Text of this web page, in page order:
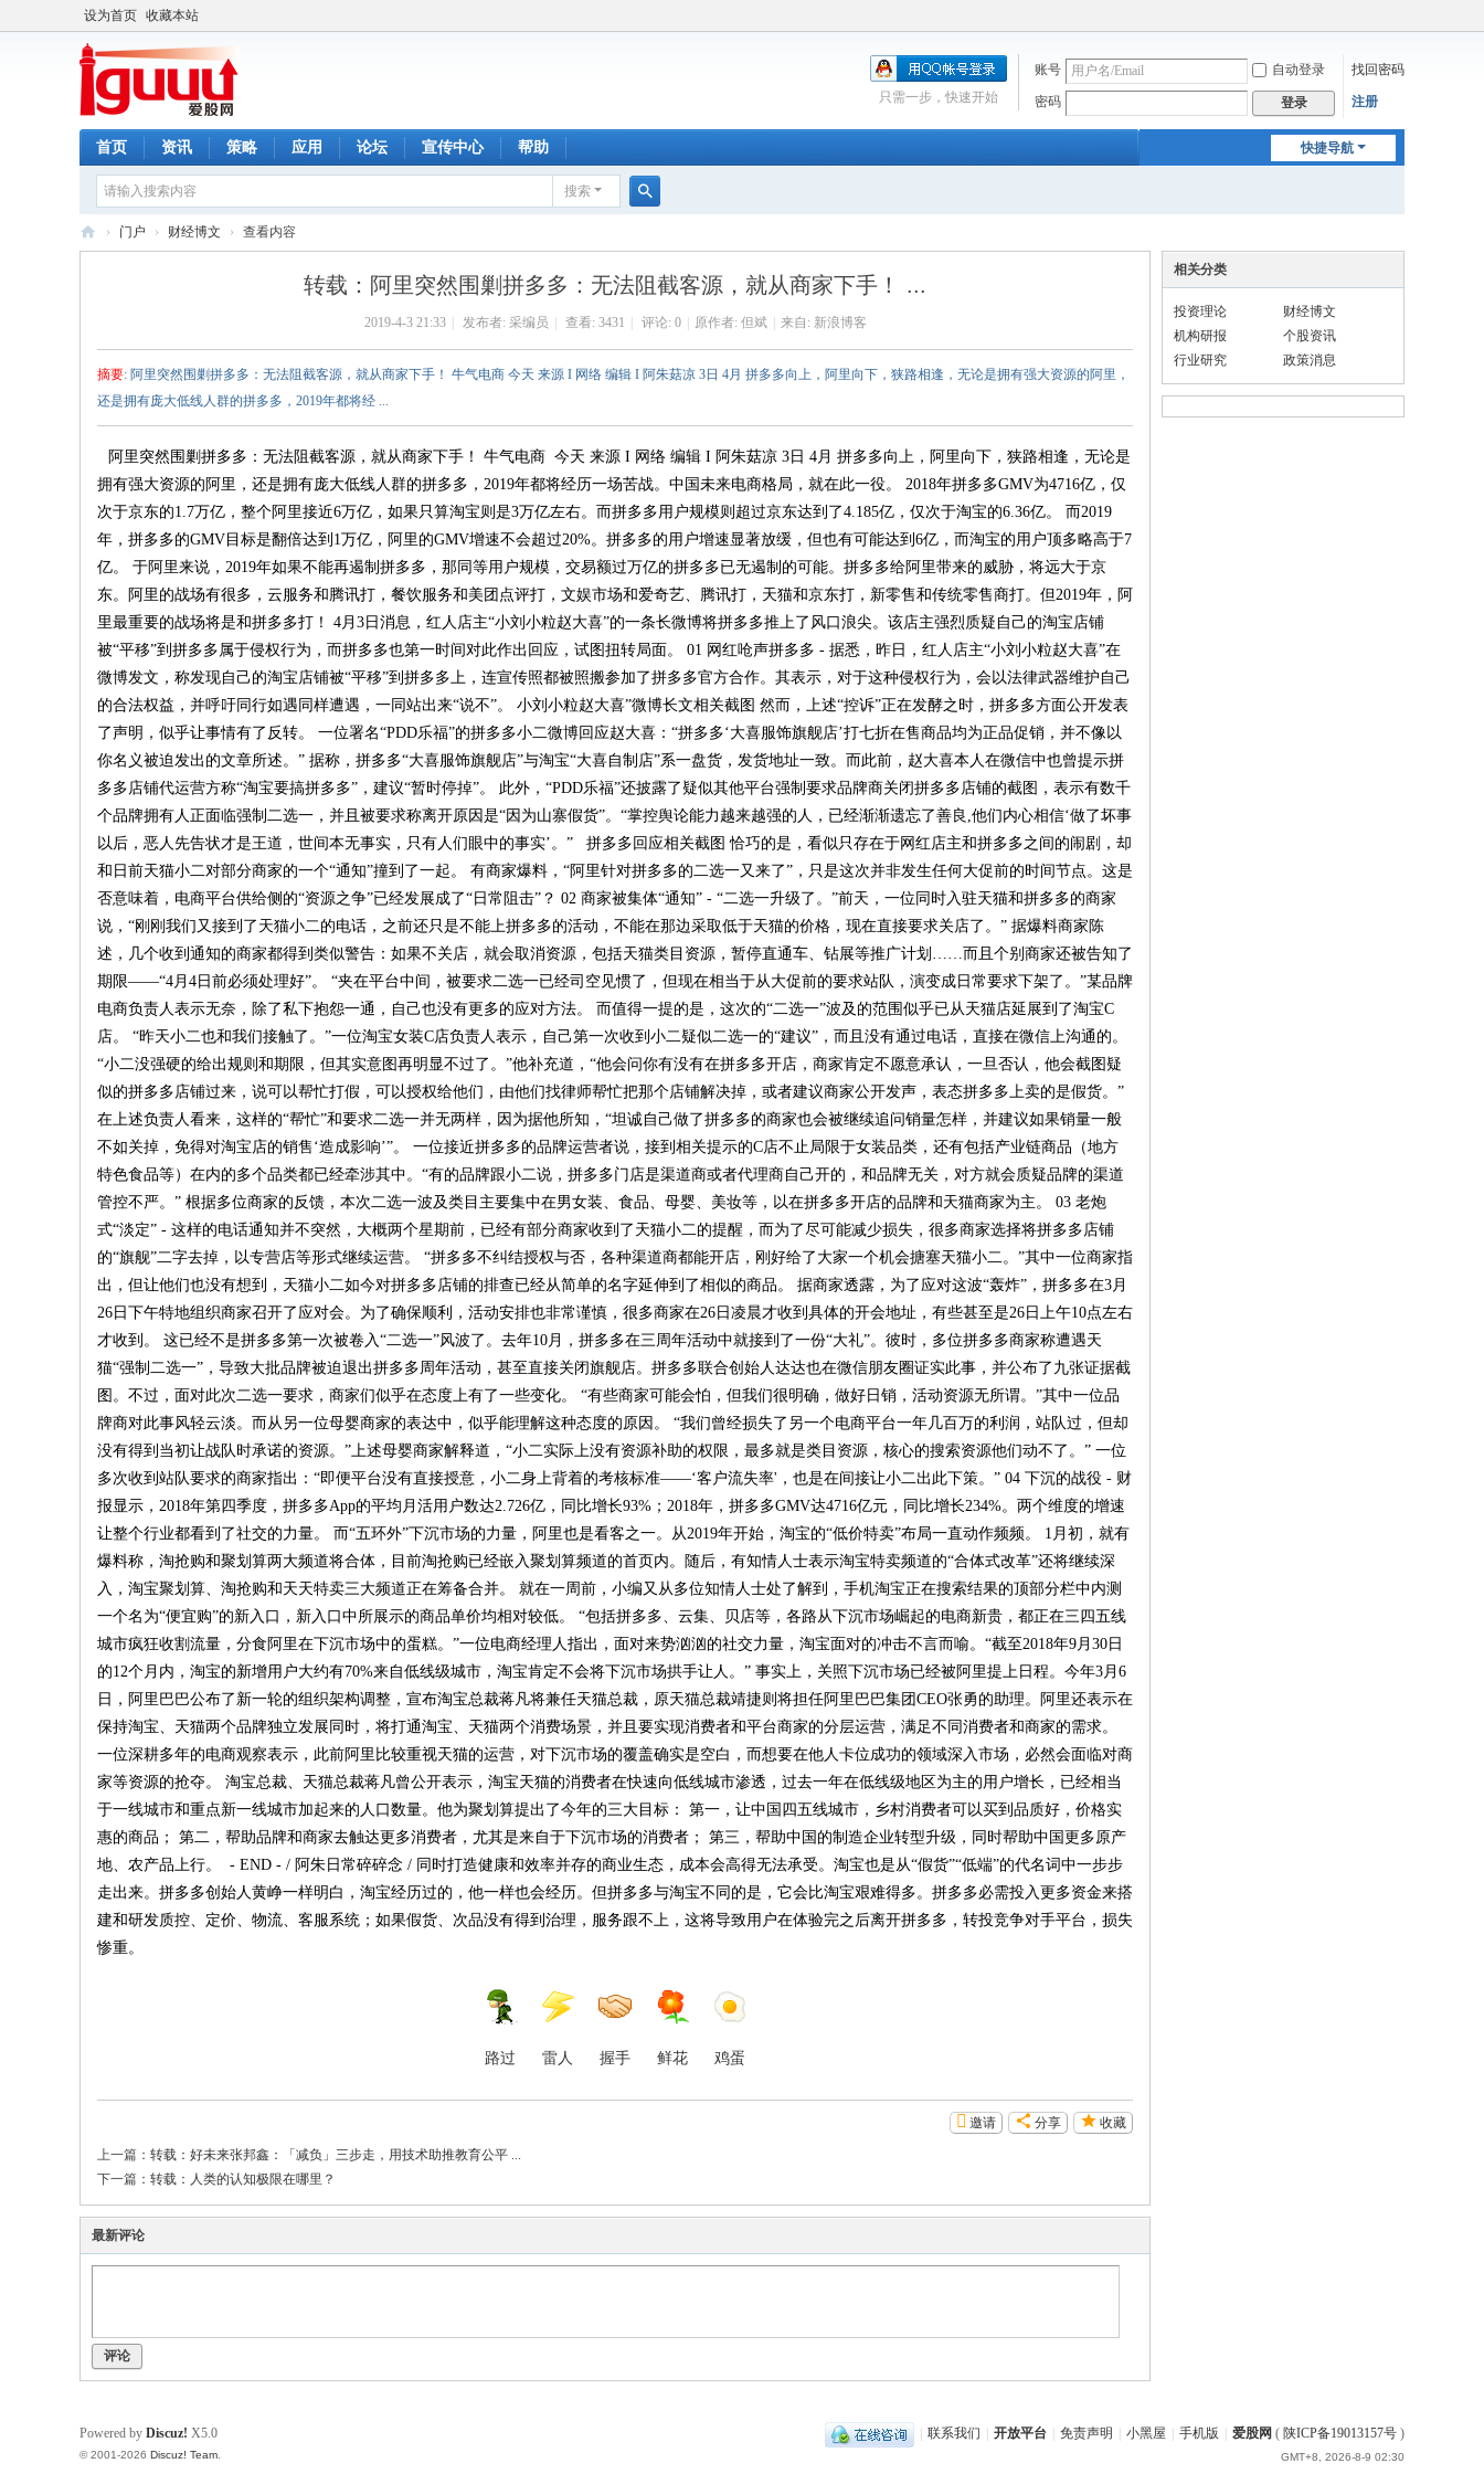
设为首页 收藏本站
账号 自动登录 找回密码
密码 登录 注册
只需一步，快速开始
快捷导航
首页 资讯 策略 应用 论坛 宣传中心 帮助
搜索
索
› 门户 › 财经博文 › 查看内容
转载：阿里突然围剿拼多多：无法阻截客源，就从商家下手！ ...
2019-4-3 21:33 发布者: 采编员 查看: 3431 评论: 0 原作者: 但斌 来自: 新浪博客
摘要: 阿里突然围剿拼多多：无法阻截客源，就从商家下手！ 牛气电商 今天 来源 I 网络 编辑 I 阿朱菇凉 3日 4月 拼多多向上，阿里向下，狭路相逢，无论是拥有强大资源的阿里，
还是拥有庞大低线人群的拼多多，2019年都将经 ...
阿里突然围剿拼多多：无法阻截客源，就从商家下手！ 牛气电商 今天 来源 I 网络 编辑 I 阿朱菇凉 3日 4月 拼多多向上，阿里向下，狭路相逢，无论是
拥有强大资源的阿里，还是拥有庞大低线人群的拼多多，2019年都将经历一场苦战。中国未来电商格局，就在此一役。 2018年拼多多GMV为4716亿，仅
次于京东的1.7万亿，整个阿里接近6万亿，如果只算淘宝则是3万亿左右。而拼多多用户规模则超过京东达到了4.185亿，仅次于淘宝的6.36亿。 而2019
年，拼多多的GMV目标是翻倍达到1万亿，阿里的GMV增速不会超过20%。拼多多的用户增速显著放缓，但也有可能达到6亿，而淘宝的用户顶多略高于7
亿。 于阿里来说，2019年如果不能再遏制拼多多，那同等用户规模，交易额过万亿的拼多多已无遏制的可能。拼多多给阿里带来的威胁，将远大于京
东。阿里的战场有很多，云服务和腾讯打，餐饮服务和美团点评打，文娱市场和爱奇艺、腾讯打，天猫和京东打，新零售和传统零售商打。但2019年，阿
里最重要的战场将是和拼多多打！ 4月3日消息，红人店主“小刘小粒赵大喜”的一条长微博将拼多多推上了风口浪尖。该店主强烈质疑自己的淘宝店铺
被“平移”到拼多多属于侵权行为，而拼多多也第一时间对此作出回应，试图扭转局面。 01 网红呛声拼多多 - 据悉，昨日，红人店主“小刘小粒赵大喜”在
微博发文，称发现自己的淘宝店铺被“平移”到拼多多上，连宣传照都被照搬参加了拼多多官方合作。其表示，对于这种侵权行为，会以法律武器维护自己
的合法权益，并呼吁同行如遇同样遭遇，一同站出来“说不”。 小刘小粒赵大喜”微博长文相关截图 然而，上述“控诉”正在发酵之时，拼多多方面公开发表
了声明，似乎让事情有了反转。 一位署名“PDD乐福”的拼多多小二微博回应赵大喜：“拼多多‘大喜服饰旗舰店’打七折在售商品均为正品促销，并不像以
你名义被迫发出的文章所述。” 据称，拼多多“大喜服饰旗舰店”与淘宝“大喜自制店”系一盘货，发货地址一致。而此前，赵大喜本人在微信中也曾提示拼
多多店铺代运营方称“淘宝要搞拼多多”，建议“暂时停掉”。 此外，“PDD乐福”还披露了疑似其他平台强制要求品牌商关闭拼多多店铺的截图，表示有数千
个品牌拥有人正面临强制二选一，并且被要求称离开原因是“因为山寨假货”。“掌控舆论能力越来越强的人，已经渐渐遗忘了善良,他们内心相信‘做了坏事
以后，恶人先告状才是王道，世间本无事实，只有人们眼中的事实’。” 拼多多回应相关截图 恰巧的是，看似只存在于网红店主和拼多多之间的闹剧，却
和日前天猫小二对部分商家的一个“通知”撞到了一起。 有商家爆料，“阿里针对拼多多的二选一又来了”，只是这次并非发生任何大促前的时间节点。这是
否意味着，电商平台供给侧的“资源之争”已经发展成了“日常阻击”？ 02 商家被集体“通知” - “二选一升级了。”前天，一位同时入驻天猫和拼多多的商家
说，“刚刚我们又接到了天猫小二的电话，之前还只是不能上拼多多的活动，不能在那边采取低于天猫的价格，现在直接要求关店了。” 据爆料商家陈
述，几个收到通知的商家都得到类似警告：如果不关店，就会取消资源，包括天猫类目资源，暂停直通车、钻展等推广计划……而且个别商家还被告知了
期限——“4月4日前必须处理好”。 “夹在平台中间，被要求二选一已经司空见惯了，但现在相当于从大促前的要求站队，演变成日常要求下架了。”某品牌
电商负责人表示无奈，除了私下抱怨一通，自己也没有更多的应对方法。 而值得一提的是，这次的“二选一”波及的范围似乎已从天猫店延展到了淘宝C
店。 “昨天小二也和我们接触了。”一位淘宝女装C店负责人表示，自己第一次收到小二疑似二选一的“建议”，而且没有通过电话，直接在微信上沟通的。
“小二没强硬的给出规则和期限，但其实意图再明显不过了。”他补充道，“他会问你有没有在拼多多开店，商家肯定不愿意承认，一旦否认，他会截图疑
似的拼多多店铺过来，说可以帮忙打假，可以授权给他们，由他们找律师帮忙把那个店铺解决掉，或者建议商家公开发声，表态拼多多上卖的是假货。”
在上述负责人看来，这样的“帮忙”和要求二选一并无两样，因为据他所知，“坦诚自己做了拼多多的商家也会被继续追问销量怎样，并建议如果销量一般
不如关掉，免得对淘宝店的销售‘造成影响’”。 一位接近拼多多的品牌运营者说，接到相关提示的C店不止局限于女装品类，还有包括产业链商品（地方
特色食品等）在内的多个品类都已经牵涉其中。“有的品牌跟小二说，拼多多门店是渠道商或者代理商自己开的，和品牌无关，对方就会质疑品牌的渠道
管控不严。” 根据多位商家的反馈，本次二选一波及类目主要集中在男女装、食品、母婴、美妆等，以在拼多多开店的品牌和天猫商家为主。 03 老炮
式“淡定” - 这样的电话通知并不突然，大概两个星期前，已经有部分商家收到了天猫小二的提醒，而为了尽可能减少损失，很多商家选择将拼多多店铺
的“旗舰”二字去掉，以专营店等形式继续运营。 “拼多多不纠结授权与否，各种渠道商都能开店，刚好给了大家一个机会搪塞天猫小二。”其中一位商家指
出，但让他们也没有想到，天猫小二如今对拼多多店铺的排查已经从简单的名字延伸到了相似的商品。 据商家透露，为了应对这波“轰炸”，拼多多在3月
26日下午特地组织商家召开了应对会。为了确保顺利，活动安排也非常谨慎，很多商家在26日凌晨才收到具体的开会地址，有些甚至是26日上午10点左右
才收到。 这已经不是拼多多第一次被卷入“二选一”风波了。去年10月，拼多多在三周年活动中就接到了一份“大礼”。彼时，多位拼多多商家称遭遇天
猫“强制二选一”，导致大批品牌被迫退出拼多多周年活动，甚至直接关闭旗舰店。拼多多联合创始人达达也在微信朋友圈证实此事，并公布了九张证据截
图。不过，面对此次二选一要求，商家们似乎在态度上有了一些变化。 “有些商家可能会怕，但我们很明确，做好日销，活动资源无所谓。”其中一位品
牌商对此事风轻云淡。而从另一位母婴商家的表达中，似乎能理解这种态度的原因。 “我们曾经损失了另一个电商平台一年几百万的利润，站队过，但却
没有得到当初让战队时承诺的资源。”上述母婴商家解释道，“小二实际上没有资源补助的权限，最多就是类目资源，核心的搜索资源他们动不了。” 一位
多次收到站队要求的商家指出：“即便平台没有直接授意，小二身上背着的考核标准——‘客户流失率'，也是在间接让小二出此下策。” 04 下沉的战役 - 财
报显示，2018年第四季度，拼多多App的平均月活用户数达2.726亿，同比增长93%；2018年，拼多多GMV达4716亿元，同比增长234%。两个维度的增速
让整个行业都看到了社交的力量。 而“五环外”下沉市场的力量，阿里也是看客之一。从2019年开始，淘宝的“低价特卖”布局一直动作频频。 1月初，就有
爆料称，淘抢购和聚划算两大频道将合体，目前淘抢购已经嵌入聚划算频道的首页内。随后，有知情人士表示淘宝特卖频道的“合体式改革”还将继续深
入，淘宝聚划算、淘抢购和天天特卖三大频道正在筹备合并。 就在一周前，小编又从多位知情人士处了解到，手机淘宝正在搜索结果的顶部分栏中内测
一个名为“便宜购”的新入口，新入口中所展示的商品单价均相对较低。 “包括拼多多、云集、贝店等，各路从下沉市场崛起的电商新贵，都正在三四五线
城市疯狂收割流量，分食阿里在下沉市场中的蛋糕。”一位电商经理人指出，面对来势汹汹的社交力量，淘宝面对的冲击不言而喻。“截至2018年9月30日
的12个月内，淘宝的新增用户大约有70%来自低线级城市，淘宝肯定不会将下沉市场拱手让人。” 事实上，关照下沉市场已经被阿里提上日程。今年3月6
日，阿里巴巴公布了新一轮的组织架构调整，宣布淘宝总裁蒋凡将兼任天猫总裁，原天猫总裁靖捷则将担任阿里巴巴集团CEO张勇的助理。阿里还表示在
保持淘宝、天猫两个品牌独立发展同时，将打通淘宝、天猫两个消费场景，并且要实现消费者和平台商家的分层运营，满足不同消费者和商家的需求。
一位深耕多年的电商观察表示，此前阿里比较重视天猫的运营，对下沉市场的覆盖确实是空白，而想要在他人卡位成功的领域深入市场，必然会面临对商
家等资源的抢夺。 淘宝总裁、天猫总裁蒋凡曾公开表示，淘宝天猫的消费者在快速向低线城市渗透，过去一年在低线级地区为主的用户增长，已经相当
于一线城市和重点新一线城市加起来的人口数量。他为聚划算提出了今年的三大目标： 第一，让中国四五线城市，乡村消费者可以买到品质好，价格实
惠的商品； 第二，帮助品牌和商家去触达更多消费者，尤其是来自于下沉市场的消费者； 第三，帮助中国的制造企业转型升级，同时帮助中国更多原产
地、农产品上行。 - END - / 阿朱日常碎碎念 / 同时打造健康和效率并存的商业生态，成本会高得无法承受。淘宝也是从“假货”“低端”的代名词中一步步
走出来。拼多多创始人黄峥一样明白，淘宝经历过的，他一样也会经历。但拼多多与淘宝不同的是，它会比淘宝艰难得多。拼多多必需投入更多资金来搭
建和研发质控、定价、物流、客服系统；如果假货、次品没有得到治理，服务跟不上，这将导致用户在体验完之后离开拼多多，转投竞争对手平台，损失
惨重。
路过 雷人 握手 鲜花 鸡蛋
收藏
分享
邀请
上一篇： 转载：好未来张邦鑫：「减负」三步走，用技术助推教育公平 ...
下一篇： 转载：人类的认知极限在哪里？
最新评论
评论
相关分类
投资理论
财经博文
机构研报
个股资讯
行业研究
政策消息
联系我们 开放平台 免责声明 小黑屋 手机版 爱股网 ( 陕ICP备19013157号 )
GMT+8, 2026-8-9 02:30
Powered by Discuz! X5.0
© 2001-2026 Discuz! Team